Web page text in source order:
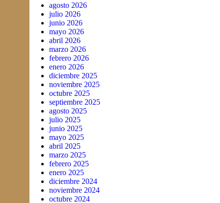
agosto 2026
julio 2026
junio 2026
mayo 2026
abril 2026
marzo 2026
febrero 2026
enero 2026
diciembre 2025
noviembre 2025
octubre 2025
septiembre 2025
agosto 2025
julio 2025
junio 2025
mayo 2025
abril 2025
marzo 2025
febrero 2025
enero 2025
diciembre 2024
noviembre 2024
octubre 2024